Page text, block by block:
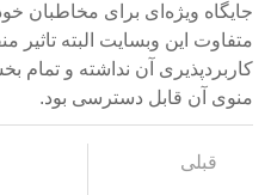
جایگاه ویژه‌ای برای مخاطبان
متفاوت این وبسایت البته
کاربردپذیری آن نداشته و
منوی آن قابل دسترسی بود.
قبلی